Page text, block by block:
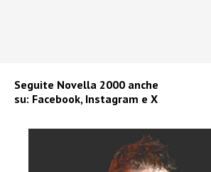
Seguite Novella 2000 anche
su: Facebook, Instagram e X